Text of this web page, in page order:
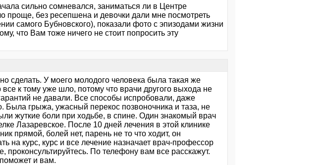
сильно сомневался, заниматься ли в Центре
проще, без ресепшена и девочки дали мне посмотреть
самого Бубновского), показали фото с эпизодами жизни
что Вам тоже ничего не стоит попросить эту
сделать. У моего молодого человека была такая же
к тому уже шло, потому что врачи другого выхода не
не давали. Все способы испробовали, даже
Была грыжа, ужасный перекос позвоночника и таза, не
жуткие боли при ходьбе, в спине. Один знакомый врач
Лазаревское. После 10 дней лечения в этой клинике
прямой, болей нет, парень не то что ходит, он
на курс, курс и все лечение назначает врач-профессор
проконсультируйтесь. По телефону вам все расскажут.
и вам.